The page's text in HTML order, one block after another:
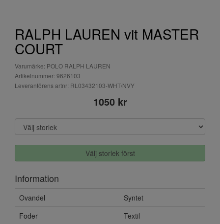
RALPH LAUREN vit MASTER
COURT
Varumärke: POLO RALPH LAUREN
Artikelnummer: 9626103
Leverantörens artnr: RL03432103-WHT/NVY
1050 kr
Välj storlek först
Information
Ovandel
Syntet
Foder
Textil